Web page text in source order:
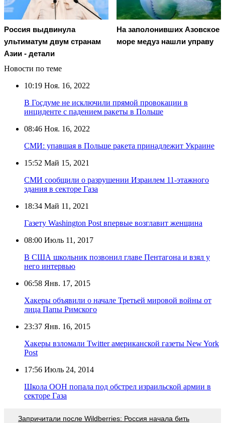
Россия выдвинула
ультиматум двум странам
Азии - детали
На заполонивших Азовское
море медуз нашли управу
Новости по теме
10:19 Ноя. 16, 2022
В Госдуме не исключили прямой провокации в
инциденте с падением ракеты в Польше
08:46 Ноя. 16, 2022
СМИ: упавшая в Польше ракета принадлежит Украине
15:52 Май 15, 2021
СМИ сообщили о разрушении Израилем 11-этажного
здания в секторе Газа
18:34 Май 11, 2021
Газету Washington Post впервые возглавит женщина
08:00 Июль 11, 2017
В США школьник позвонил главе Пентагона и взял у
него интервью
06:58 Янв. 17, 2015
Хакеры объявили о начале Третьей мировой войны от
лица Папы Римского
23:37 Янв. 16, 2015
Хакеры взломали Twitter американской газеты New York
Post
17:56 Июль 24, 2014
Школа ООН попала под обстрел израильской армии в
секторе Газа
Запричитали после Wildberries: Россия начала бить